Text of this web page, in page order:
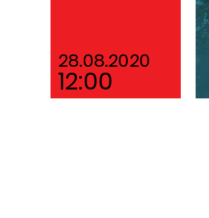
28.08.2020
12:00